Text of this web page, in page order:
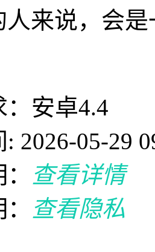
人来说，会
：安卓4.4
2026-05-29
查看详情
查看隐私